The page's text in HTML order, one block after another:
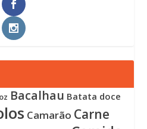
Bacalhau Batata doce
Camarão Carne